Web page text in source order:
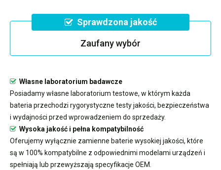
Sprawdzona jakość
Zaufany wybór
Własne laboratorium badawcze
Posiadamy własne laboratorium testowe, w którym każda
bateria przechodzi rygorystyczne testy jakości, bezpieczeństwa
i wydajności przed wprowadzeniem do sprzedaży.
Wysoka jakość i pełna kompatybilność
Oferujemy wyłącznie zamienne baterie wysokiej jakości, które
są w 100% kompatybilne z odpowiednimi modelami urządzeń i
spełniają lub przewyższają specyfikacje OEM.